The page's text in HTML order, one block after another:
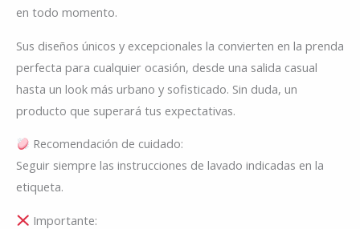
en todo momento.
Sus diseños únicos y excepcionales la convierten en la prenda
perfecta para cualquier ocasión, desde una salida casual
hasta un look más urbano y sofisticado. Sin duda, un
producto que superará tus expectativas.
Recomendación de cuidado:
Seguir siempre las instrucciones de lavado indicadas en la
etiqueta.
Importante: